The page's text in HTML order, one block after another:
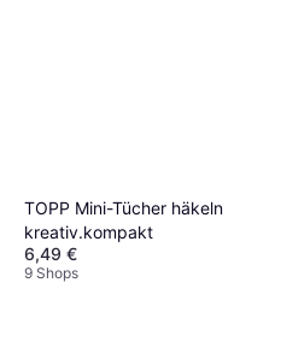
TOPP Mini-Tücher häkeln
kreativ.kompakt
6,49 €
9 Shops